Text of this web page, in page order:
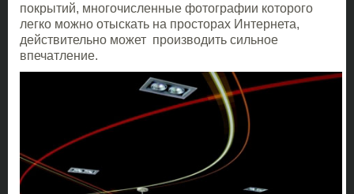
покрытий, многочисленные фотографии которого
легко можно отыскать на просторах Интернета,
действительно может производить сильное
впечатление.